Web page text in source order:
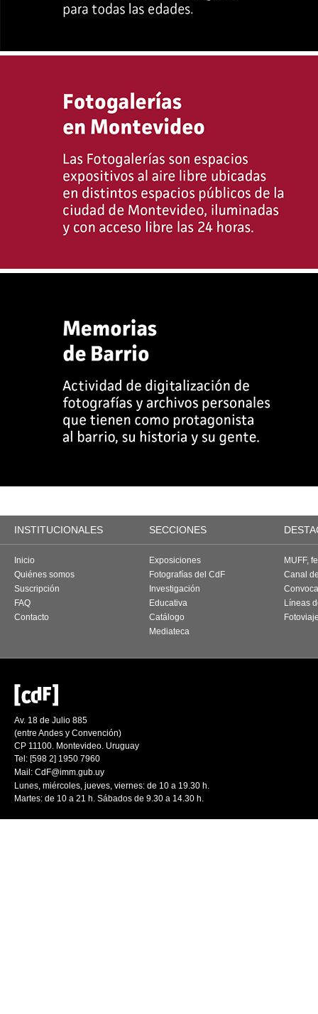
INSTITUCIONALES SECCIONES
Inicio
Quiénes somos
Suscripción
FAQ
Contacto
Exposiciones
Fotografías del CdF
Investigación
Educativa
Catálogo
Mediateca
MUFF,
Canal
Líneas
Av. 18 de Julio 885
(entre Andes y Convención)
CP 11100. Montevideo. Uruguay
Tel: [598 2] 1950 7960
Mail: CdF@imm.gub.uy
Lunes, miércoles, jueves, viernes: de 10 a 19.30 h.
Martes: de 10 a 21 h. Sábados de 9.30 a 14.30 h.